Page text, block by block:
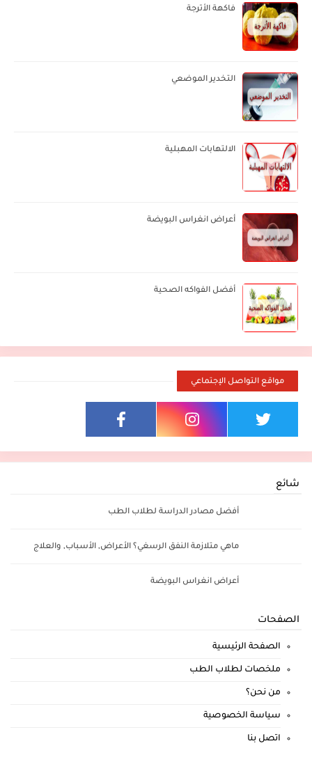
فاكهة الأترجة
التخدير الموضعي
الالتهابات المهبلية
أعراض انغراس البويضة
أفضل الفواكه الصحية
مواقع التواصل الإجتماعي
شائع
أفضل مصادر الدراسة لطلاب الطب
ماهي متلازمة النفق الرسغي؟ الأعراض, الأسباب, والعلاج
أعراض انغراس البويضة
الصفحات
الصفحة الرئيسية
ملخصات لطلاب الطب
من نحن؟
سياسة الخصوصية
اتصل بنا